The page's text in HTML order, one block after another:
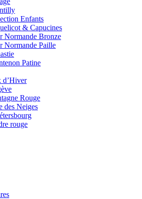
Enfants
& Capucines
Normande Bronze
Normande Paille
Patine
d’Hiver
Rouge
des Neiges
rouge